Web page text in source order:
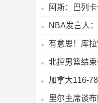
阿斯：巴列
NBA发言人
有意思！库
北控男篮结
加拿大116-
里尔主席谈